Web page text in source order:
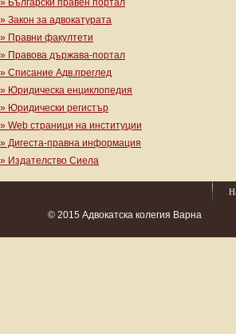
» Български правен портал
» Закон за адвокатурата
» Правни факултети
» Правова държава-портал
» Списание Адв.преглед
» Юридическа енциклопедия
» Юридически регистър
» Web страници на институции
» Дигеста-правна информация
» Издателство Сиела
© 2015 Адвокатска колегия Варна